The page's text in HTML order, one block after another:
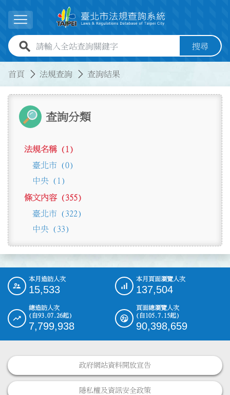
展開選單
全站查詢關鍵字欄位 搜尋
首頁 法規查詢 查詢結果
查詢分類
法規名稱 (1)
臺北市 (0)
中央 (1)
條文內容 (355)
臺北市 (322)
中央 (33)
::: 本月造訪人次
15,533
本月頁面瀏覽人次
137,504
總造訪人次
(自93.07.26起)
7,799,938
頁面總瀏覽人次
(自105.7.15起)
90,398,659
政府網站資料開放宣告
隱私權及資訊安全政策